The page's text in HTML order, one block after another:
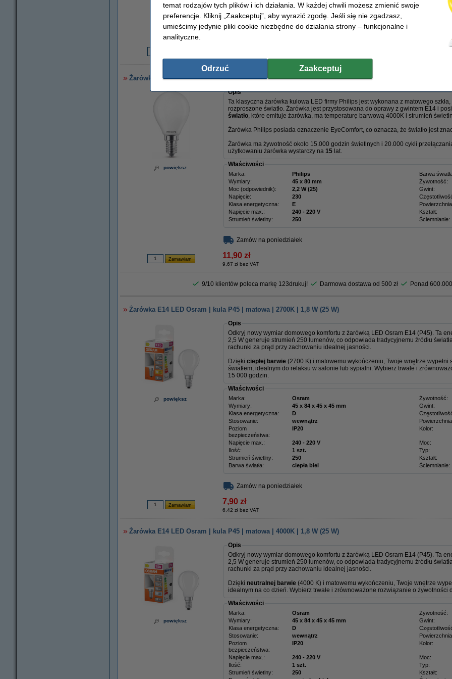
Strumień świetlny:
136
Barwa światła:
ciepła biel
Zamów na poniedziałek
Żarówka E14 LED Philips | kula G45 | matowa | 4000K | 2,2 W (25 W)
powiększ
Opis
Ta klasyczna żarówka kulowa LED firmy Philips jest wykonana z matowego
rozproszone światło. Żarówka jest przystosowana do oprawy z gwintem E14 i
światło, które emituje żarówka, ma temperaturę barwową 4000K i strumień
Żarówka Philips posiada oznaczenie EyeComfort, co oznacza, że światło jest
Żarówka ma żywotność około 15.000 godzin świetlnych i 20.000 cykli
użytkowaniu żarówka wystarczy na 15 lat.
Właściwości
Marka: Philips
Barwa
Wymiary:
45 x 80 mm
Żywotność:
Moc (odpowiednik):
2,2 W (25)
Gwint:
Napięcie:
230
Klasa energetyczna:
E
Napięcie max.:
240 - 220 V
Kształt:
Strumień świetlny:
250 Ściemnianie:
Zamów na poniedziałek
11,90 zł
9,67 zł bez VAT
9/10 klientów poleca markę 123drukuj! Darmowa dostawa od 500 zł Ponad
Żarówka E14 LED Osram | kula P45 | matowa | 2700K | 1,8 W (25 W)
powiększ
Opis
Odkryj nowy wymiar domowego komfortu z żarówką LED Osram E14 (P45). Ta
2,5 W generuje strumień 250 lumenów, co odpowiada tradycyjnemu źródłu
rachunki za prąd przy zachowaniu idealnej jasności.
Dzięki ciepłej barwie (2700 K) i matowemu wykończeniu, Twoje wnętrze wypełni
światłem, idealnym do relaksu w salonie lub sypialni. Wybierz trwałe i
15 000 godzin.
Właściwości
Marka: Osram
Żywotność:
Wymiary:
45 x 84 x 45 x 45 mm
Gwint:
Klasa energetyczna:
D
Stosowanie:
wewnątrz
Poziom
bezpieczeństwa:
IP20 Kolor:
Napięcie max.: 240 - 220 V
Moc:
Ilość:
1 szt.
Typ:
Strumień świetlny:
250
Kształt:
Barwa światła:
ciepła biel Ściemnianie:
Zamów na poniedziałek
7,90 zł
6,42 zł bez VAT
Żarówka E14 LED Osram | kula P45 | matowa | 4000K | 1,8 W (25 W)
powiększ
Opis
Odkryj nowy wymiar domowego komfortu z żarówką LED Osram E14 (P45). Ta
2,5 W generuje strumień 250 lumenów, co odpowiada tradycyjnemu źródłu
rachunki za prąd przy zachowaniu idealnej jasności.
Dzięki neutralnej barwie (4000 K) i matowemu wykończeniu, Twoje wnętrze
idealnym na co dzień. Wybierz trwałe i zrównoważone rozwiązanie o żywotności
Właściwości
Marka: Osram
Żywotność:
Wymiary:
45 x 84 x 45 x 45 mm
Gwint:
Klasa energetyczna:
D
Stosowanie:
wewnątrz
Poziom
bezpieczeństwa:
IP20 Kolor:
Napięcie max.: 240 - 220 V
Moc:
Ilość:
1 szt.
Typ:
Strumień świetlny:
250
Kształt:
temat rodzajów tych plików i ich działania. W każdej chwili możesz zmienić swoje
preferencje. Kliknij „Zaakceptuj”, aby wyrazić zgodę. Jeśli się nie zgadzasz,
umieścimy jedynie pliki cookie niezbędne do działania strony – funkcjonalne i
analityczne.
Odrzuć Zaakceptuj